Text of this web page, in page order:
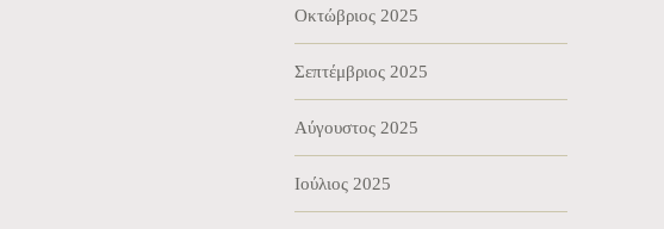
Οκτώβριος 2025
Σεπτέμβριος 2025
Αύγουστος 2025
Ιούλιος 2025